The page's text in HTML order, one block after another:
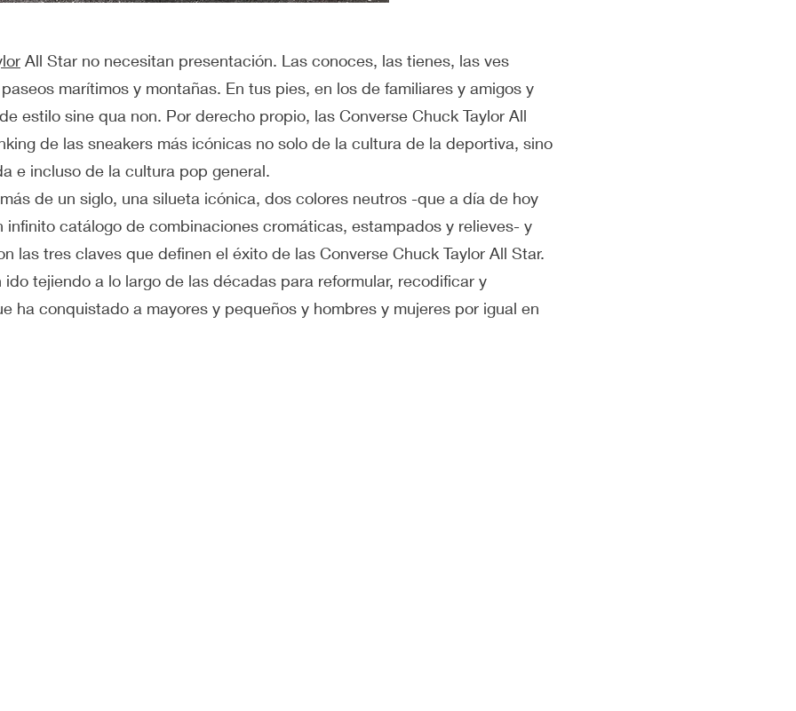
All Star no necesitan presentación. Las conoces, las tienes, las ves
marítimos y montañas. En tus pies, en los de familiares y amigos y
estilo sine qua non. Por derecho propio, las Converse Chuck Taylor All
de las sneakers más icónicas no solo de la cultura de la deportiva, sino
e incluso de la cultura pop general.
de un siglo, una silueta icónica, dos colores neutros -que a día de hoy
infinito catálogo de combinaciones cromáticas, estampados y relieves- y
las tres claves que definen el éxito de las Converse Chuck Taylor All Star.
ido tejiendo a lo largo de las décadas para reformular, recodificar y
ha conquistado a mayores y pequeños y hombres y mujeres por igual en